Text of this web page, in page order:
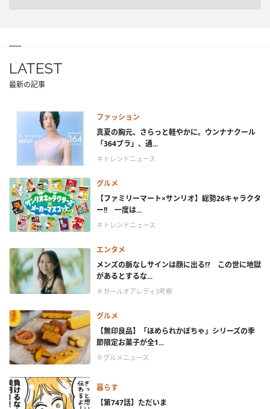
LATEST
最新の記事
ファッション
真夏の胸元、さらっと軽やかに。ウンナナクール
「364ブラ」、通...
＃トレンドニュース
グルメ
【ファミリーマート×サンリオ】総勢26キャラクタ
ー!! 一度は...
＃トレンドニュース
エンタメ
メンズの脈なしサインは顔に出る!? この世に地獄
があるとするな...
＃ガールオアレディ3考察
グルメ
【無印良品】「ほめられかぼちゃ」シリーズの季
節限定お菓子が全1...
＃グルメニュース
暮らす
【第747話】ただいま